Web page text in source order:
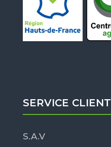
SERVICE CLIENT
S.A.V